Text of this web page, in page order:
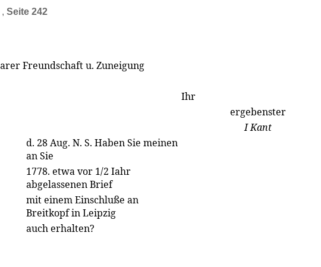
Seite 242
Freundschaft u. Zuneigung
Ihr
ergebenster
I Kant
d. 28 Aug. N. S. Haben Sie meinen
an Sie
1778. etwa vor 1/2 Iahr
abgelassenen Brief
mit einem Einschluße an
Breitkopf in Leipzig
auch erhalten?